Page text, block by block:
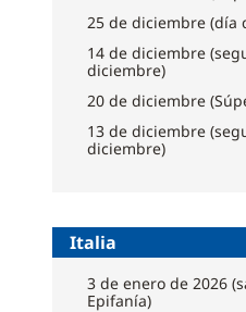
25 de diciembre (día
14 de diciembre
diciembre)
20 de diciembre
13 de diciembre
diciembre)
Italia
3 de enero de 2026
Epifanía)